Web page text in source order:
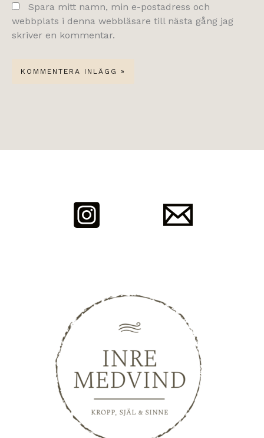
Spara mitt namn, min e-postadress och
webbplats i denna webbläsare till nästa gång jag
skriver en kommentar.